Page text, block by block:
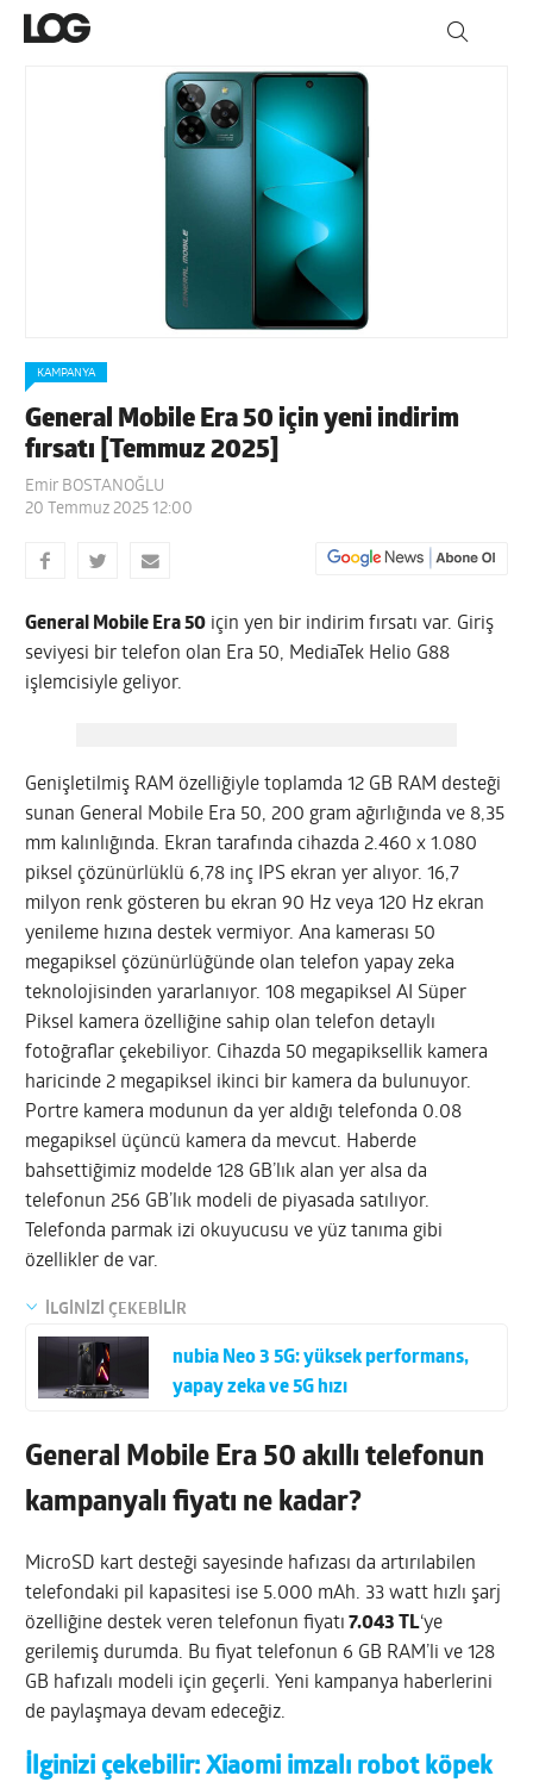
KAMPANYA
General Mobile Era 50 için yeni indirim
fırsatı [Temmuz 2025]
Emir BOSTANOĞLU
20 Temmuz 2025 12:00
General Mobile Era 50 için yen bir indirim fırsatı var. Giriş
seviyesi bir telefon olan Era 50, MediaTek Helio G88
işlemcisiyle geliyor.
Genişletilmiş RAM özelliğiyle toplamda 12 GB RAM desteği
sunan General Mobile Era 50, 200 gram ağırlığında ve 8,35
mm kalınlığında. Ekran tarafında cihazda 2.460 x 1.080
piksel çözünürlüklü 6,78 inç IPS ekran yer alıyor. 16,7
milyon renk gösteren bu ekran 90 Hz veya 120 Hz ekran
yenileme hızına destek vermiyor. Ana kamerası 50
megapiksel çözünürlüğünde olan telefon yapay zeka
teknolojisinden yararlanıyor. 108 megapiksel AI Süper
Piksel kamera özelliğine sahip olan telefon detaylı
fotoğraflar çekebiliyor. Cihazda 50 megapiksellik kamera
haricinde 2 megapiksel ikinci bir kamera da bulunuyor.
Portre kamera modunun da yer aldığı telefonda 0.08
megapiksel üçüncü kamera da mevcut. Haberde
bahsettiğimiz modelde 128 GB’lık alan yer alsa da
telefonun 256 GB’lık modeli de piyasada satılıyor.
Telefonda parmak izi okuyucusu ve yüz tanıma gibi
özellikler de var.
İLGİNİZİ ÇEKEBİLİR
nubia Neo 3 5G: yüksek performans,
yapay zeka ve 5G hızı
General Mobile Era 50 akıllı telefonun
kampanyalı fiyatı ne kadar?
MicroSD kart desteği sayesinde hafızası da artırılabilen
telefondaki pil kapasitesi ise 5.000 mAh. 33 watt hızlı şarj
özelliğine destek veren telefonun fiyatı 7.043 TL‘ye
gerilemiş durumda. Bu fiyat telefonun 6 GB RAM’li ve 128
GB hafızalı modeli için geçerli. Yeni kampanya haberlerini
de paylaşmaya devam edeceğiz.
İlginizi çekebilir:Xiaomi imzalı robot köpek